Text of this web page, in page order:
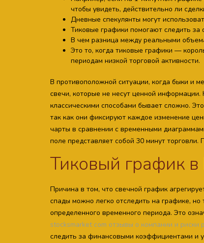
чтобы увидеть, действительно ли
Дневные спекулянты могут
Тиковые графики помогают следить
В чем разница между реальными
Это то, когда тиковые графики —
периодам низкой торговой активности.
В противоположной ситуации, когда быки и
свечи, которые не несут ценной
классическими способами бывает сложно.
так как они фиксируют каждое изменение
чарты в сравнении с временными
поле представляет собой 30 минут
Тиковый график
Причина в том, что свечной график
спады можно легко отследить на графике,
определенного временного периода. Это
stocksmarket com отзывы о компании и риски
следить за финансовыми коэффициентами и